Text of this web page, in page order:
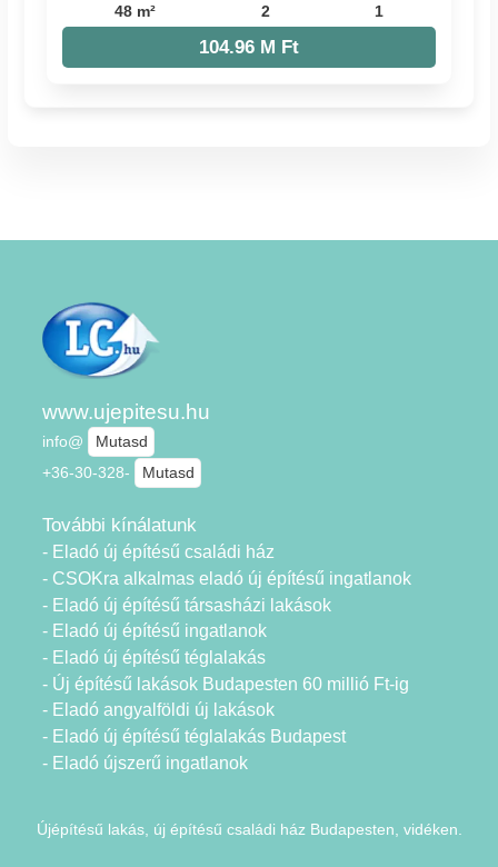
48 m² 2 1
104.96 M Ft
www.ujepitesu.hu
info@
Mutasd
+36-30-328-
Mutasd
További kínálatunk
- Eladó új építésű családi ház
- CSOKra alkalmas eladó új építésű ingatlanok
- Eladó új építésű társasházi lakások
- Eladó új építésű ingatlanok
- Eladó új építésű téglalakás
- Új építésű lakások Budapesten 60 millió Ft-ig
- Eladó angyalföldi új lakások
- Eladó új építésű téglalakás Budapest
- Eladó újszerű ingatlanok
Újépítésű lakás, új építésű családi ház Budapesten, vidéken.